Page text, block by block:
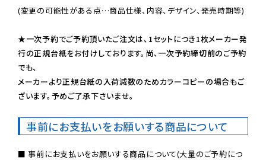
(変更の可能性がある点…商品仕様、内容、デザイン、発売時期等)
★一次予約でご予約頂いたご注文は、1セットにつき1枚メーカー発
行の正規台紙をお付けしております。尚、一次予約締切前のご予約
でも、
メーカーより正規台紙の入荷減数のためカラーコピーの場合もご
ざいます。予めご了承下さいませ。
事前にお支払いをお願いする商品について
■ 事前にお支払いをお願いする商品について(大量のご予約につ